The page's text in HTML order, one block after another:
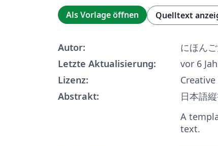
Als Vorlage öffnen Quelltext
Autor:
にほん
Letzte Aktualisierung:
vor 6
Lizenz:
Creative
Abstrakt:
日本語
A
text.